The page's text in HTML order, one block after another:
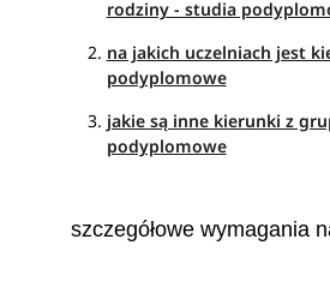
rodziny - studia
na jakich uczelniach jest
podyplomowe
jakie są inne kierunki z
podyplomowe
szczegółowe wymagania